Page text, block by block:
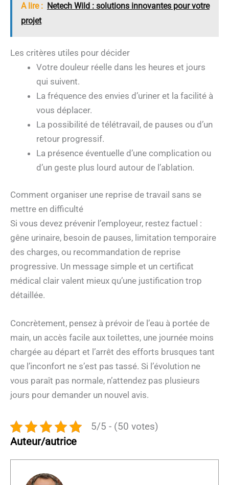
A lire : Netech Wild : solutions innovantes pour votre
projet
Les critères utiles pour décider
Votre douleur réelle dans les heures et jours
qui suivent.
La fréquence des envies d’uriner et la facilité à
vous déplacer.
La possibilité de télétravail, de pauses ou d’un
retour progressif.
La présence éventuelle d’une complication ou
d’un geste plus lourd autour de l’ablation.
Comment organiser une reprise de travail sans se
mettre en difficulté
Si vous devez prévenir l’employeur, restez factuel :
gêne urinaire, besoin de pauses, limitation temporaire
des charges, ou recommandation de reprise
progressive. Un message simple et un certificat
médical clair valent mieux qu’une justification trop
détaillée.
Concrètement, pensez à prévoir de l’eau à portée de
main, un accès facile aux toilettes, une journée moins
chargée au départ et l’arrêt des efforts brusques tant
que l’inconfort ne s’est pas tassé. Si l’évolution ne
vous paraît pas normale, n’attendez pas plusieurs
jours pour demander un nouvel avis.
5/5 - (50 votes)
Auteur/autrice